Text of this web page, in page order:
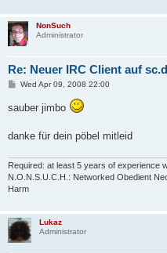
NonSuch
Administrator
Re: Neuer IRC Client auf
P
t
Wed Apr 09, 2008 22:00
sauber jimbo
danke für dein pöbel mitleid
Required: at least 5 years of experience
N.O.N.S.U.C.H.: Networked Obedient
Harm
Lukaz
Administrator